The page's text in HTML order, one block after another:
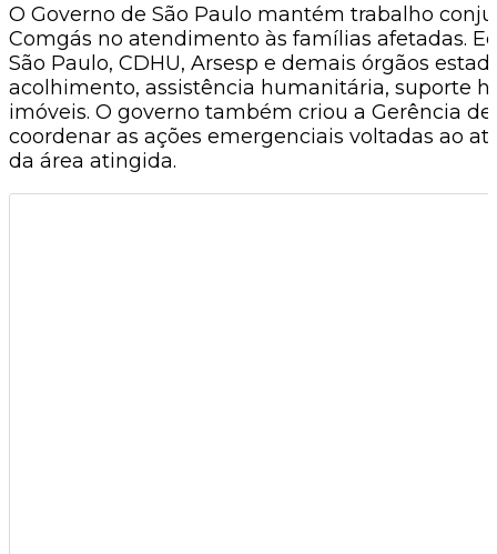
O Governo de São Paulo mantém trabalho
Comgás no atendimento às famílias afetadas.
São Paulo, CDHU, Arsesp e demais órgãos
acolhimento, assistência humanitária, suporte
imóveis. O governo também criou a Gerência
coordenar as ações emergenciais voltadas ao
da área atingida.